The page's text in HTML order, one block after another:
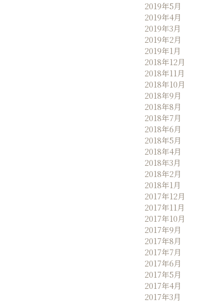
2019年5月
2019年4月
2019年3月
2019年2月
2019年1月
2018年12月
2018年11月
2018年10月
2018年9月
2018年8月
2018年7月
2018年6月
2018年5月
2018年4月
2018年3月
2018年2月
2018年1月
2017年12月
2017年11月
2017年10月
2017年9月
2017年8月
2017年7月
2017年6月
2017年5月
2017年4月
2017年3月